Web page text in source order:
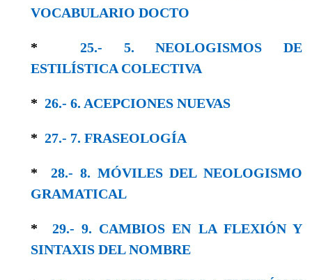
VOCABULARIO DOCTO
*25.- 5. NEOLOGISMOS DE
ESTILÍSTICA COLEC­TIVA
* 26.- 6. ACEPCIONES NUEVAS
* 27.- 7. FRASEOLOGÍA
*28.- 8. MÓVILES DEL NEOLOGISMO
GRAMA­TICAL
* 29.- 9. CAMBIOS EN LA FLEXIÓN Y
SINTAXIS DEL NOMBRE